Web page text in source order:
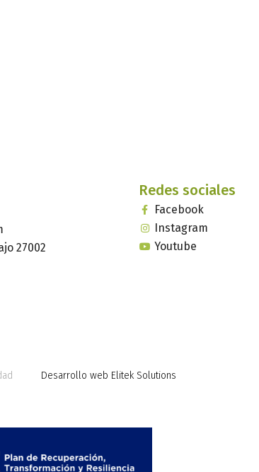
27002
Redes sociales
Facebook
Instagram
Youtube
Desarrollo web Elitek Solutions